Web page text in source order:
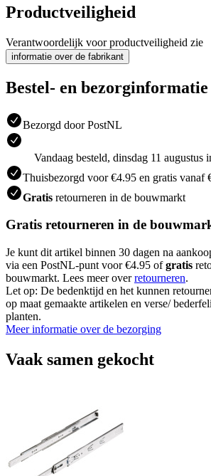
Productveiligheid
Verantwoordelijk voor productveiligheid zie
informatie over de fabrikant
Bestel- en bezorginformatie
Bezorgd door PostNL
Vandaag besteld, dinsdag 11 augustus
Thuisbezorgd voor €4.95 en gratis vanaf
Gratis retourneren in de bouwmarkt
Gratis retourneren in de
Je kunt dit artikel binnen 30 dagen na
via een PostNL-punt voor €4.95 ofgratis
bouwmarkt. Lees meer overretourneren.
Let op: De bedenktijd en het kunnen
op maat gemaakte artikelen en verse/
planten.
Meer informatie over de bezorging
Vaak samen gekocht